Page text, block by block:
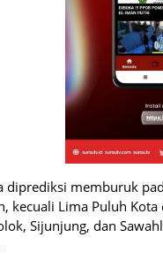
diprediksi memburuk
kecuali Lima Puluh
Sijunjung, dan